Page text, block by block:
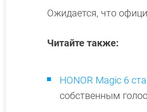
Ожидается, что
Читайте также:
HONOR Magic 6
собственным